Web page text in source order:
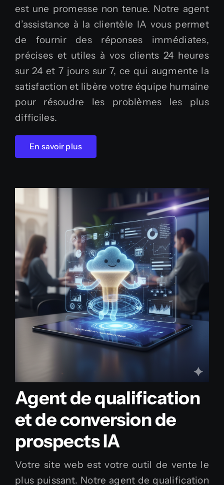
est une promesse non tenue. Notre agent
d’assistance à la clientèle IA vous permet
de fournir des réponses immédiates,
précises et utiles à vos clients 24 heures
sur 24 et 7 jours sur 7, ce qui augmente la
satisfaction et libère votre équipe humaine
pour résoudre les problèmes les plus
difficiles.
En savoir plus
Agent de qualification
et de conversion de
prospects IA
Votre site web est votre outil de vente le
plus puissant. Notre agent de qualification